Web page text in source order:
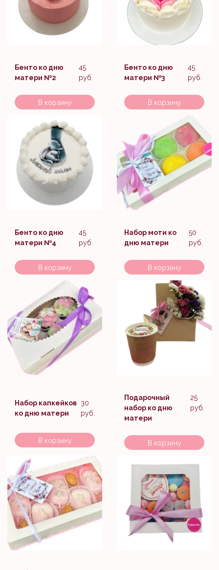
Бенто ко дню
матери №2
45
руб.
В корзину
Бенто ко дню
матери №3
45
руб.
В корзину
Бенто ко дню
матери №4
45
руб.
В корзину
Набор моти ко
дню матери
50
руб.
В корзину
Набор капкейков
ко дню матери
30
руб.
В корзину
Подарочный
набор ко дню
матери
25
руб.
В корзину